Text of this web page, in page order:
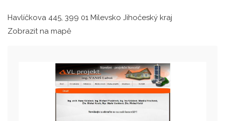
Havlíčkova 445, 399 01 Milevsko Jihočeský kraj
Zobrazit na mapě